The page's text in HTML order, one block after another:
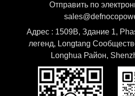
Отправить по
Адрес : 1509B, Здание 1,
легенд, Longtang
Longhua Район,